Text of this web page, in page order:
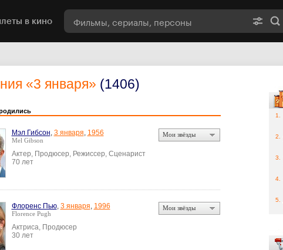
в кино
«3 января» (1406)
Мэл Гибсон, 3 января, 1956
Mel Gibson
Актер, Продюсер, Режиссер, Сценарист
70 лет
Мои звёзды
Флоренс Пью, 3 января, 1996
Florence Pugh
Актриса, Продюсер
30 лет
Мои звёзды
1.
2.
3.
4.
5.